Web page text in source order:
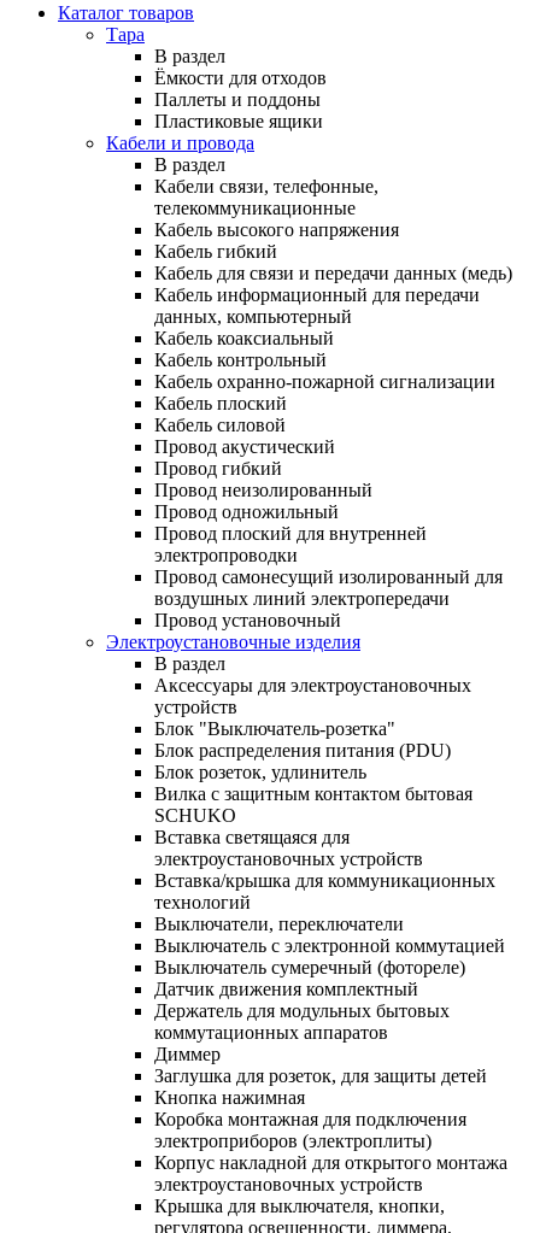
Каталог товаров
Тара
В раздел
Ёмкости для отходов
Паллеты и поддоны
Пластиковые ящики
Кабели и провода
В раздел
Кабели связи, телефонные,
телекоммуникационные
Кабель высокого напряжения
Кабель гибкий
Кабель для связи и передачи данных (медь)
Кабель информационный для передачи
данных, компьютерный
Кабель коаксиальный
Кабель контрольный
Кабель охранно-пожарной сигнализации
Кабель плоский
Кабель силовой
Провод акустический
Провод гибкий
Провод неизолированный
Провод одножильный
Провод плоский для внутренней
электропроводки
Провод самонесущий изолированный для
воздушных линий электропередачи
Провод установочный
Электроустановочные изделия
В раздел
Аксессуары для электроустановочных
устройств
Блок "Выключатель-розетка"
Блок распределения питания (PDU)
Блок розеток, удлинитель
Вилка с защитным контактом бытовая
SCHUKO
Вставка светящаяся для
электроустановочных устройств
Вставка/крышка для коммуникационных
технологий
Выключатели, переключатели
Выключатель с электронной коммутацией
Выключатель сумеречный (фотореле)
Датчик движения комплектный
Держатель для модульных бытовых
коммутационных аппаратов
Диммер
Заглушка для розеток, для защиты детей
Кнопка нажимная
Коробка монтажная для подключения
электроприборов (электроплиты)
Корпус накладной для открытого монтажа
электроустановочных устройств
Крышка для выключателя, кнопки,
регулятора освещенности, диммера,